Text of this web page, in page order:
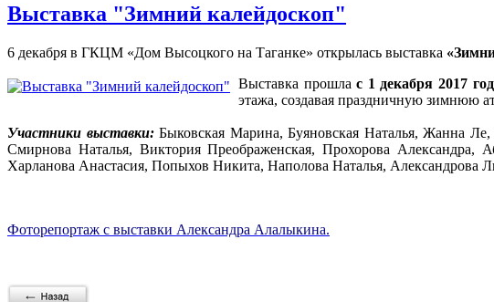
Выставка "Зимний калейдоскоп"
6 декабря в ГКЦМ «Дом Высоцкого на Таганке» открылась выставка
Выставка прошлас 1 декабря 2017
этажа, создавая праздничную зимнюю
Участники выставки:Быковская Марина, Буяновская Наталья, Жанна
Смирнова Наталья, Виктория Преображенская, Прохорова
Харланова Анастасия, Попыхов Никита, Наполова Наталья, Александрова
Фоторепортаж с выставки Александра Алалыкина.